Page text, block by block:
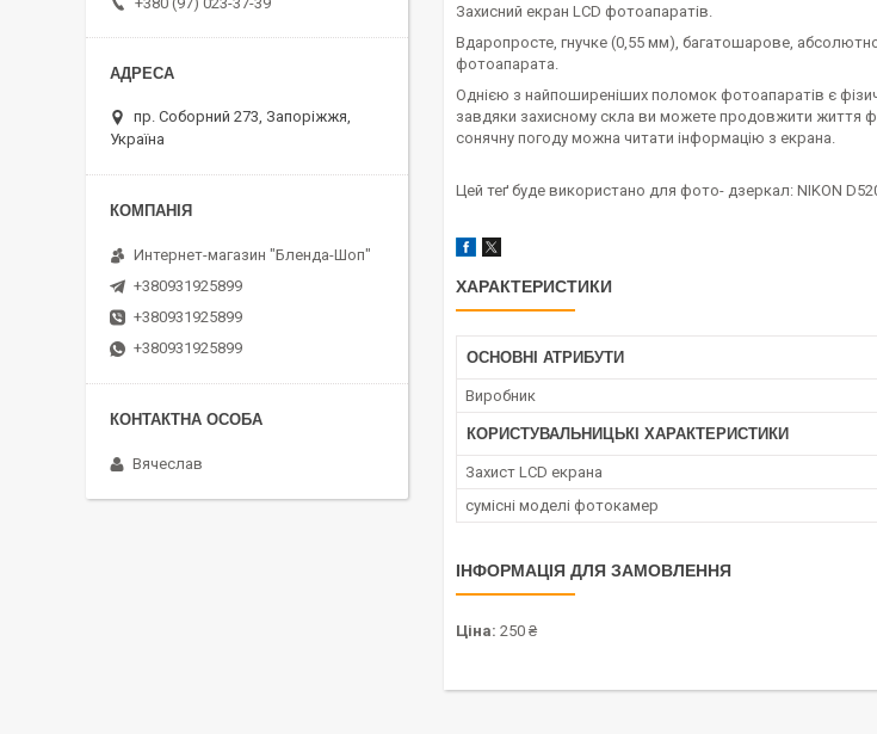
Захисний екран LCD фотоапаратів.
Вдаропросте, гнучке (0,55 мм), багатошарове,
фотоапарата.
Однією з найпоширеніших поломок фотоапаратів є
завдяки захисному скла ви можете продовжити життя
сонячну погоду можна читати інформацію з екрана.
Цей теґ буде використано для фото- дзеркал: NIKON
ХАРАКТЕРИСТИКИ
ОСНОВНІ АТРИБУТИ
Виробник
КОРИСТУВАЛЬНИЦЬКІ ХАРАКТЕРИСТИКИ
Захист LCD екрана
сумісні моделі фотокамер
ІНФОРМАЦІЯ ДЛЯ ЗАМОВЛЕННЯ
Ціна: 250 ₴
пр. Соборний 273, Запоріжжя,
Україна
Интернет-магазин "Бленда-Шоп"
+380931925899
+380931925899
+380931925899
Вячеслав